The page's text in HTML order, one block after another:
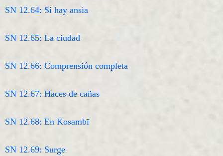
SN 12.64: Si hay ansia
SN 12.65: La ciudad
SN 12.66: Comprensión completa
SN 12.67: Haces de cañas
SN 12.68: En Kosambī
SN 12.69: Surge